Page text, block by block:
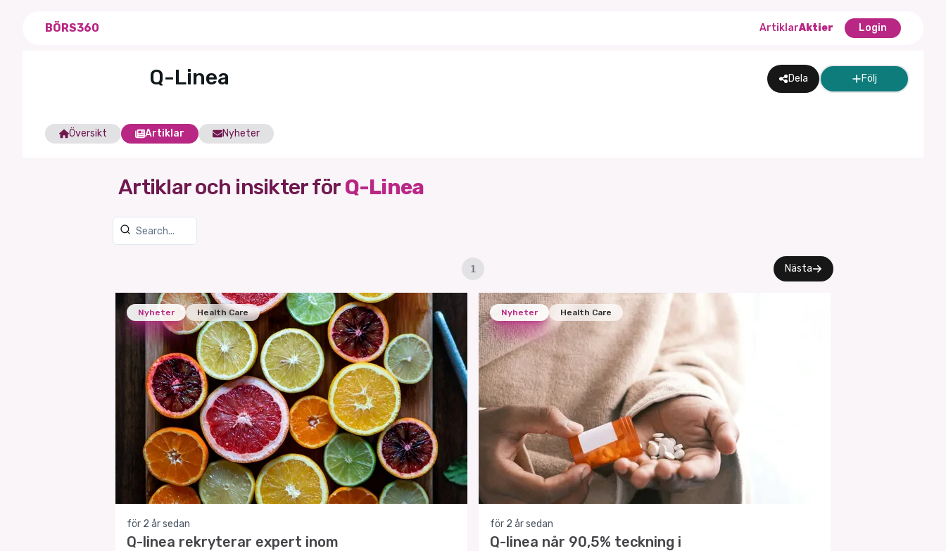
BÖRS360 ArtiklarAktier Login
Q-Linea Dela Följ
Översikt Artiklar Nyheter
Artiklar och insikter för Q-Linea
1 Nästa
Nyheter Health Care
för 2 år sedan
Q-linea rekryterar expert inom
Nyheter Health Care
för 2 år sedan
Q-linea når 90,5% teckning i